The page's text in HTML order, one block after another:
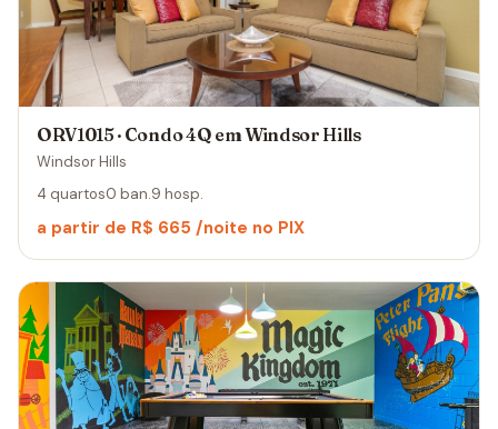
ORV1015 · Condo 4Q em Windsor Hills
Windsor Hills
4 quartos0 ban.9 hosp.
a partir de R$ 665 /noite no PIX